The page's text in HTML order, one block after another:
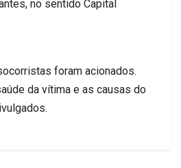
no sentido Capital
foram acionados.
da vítima e as causas do